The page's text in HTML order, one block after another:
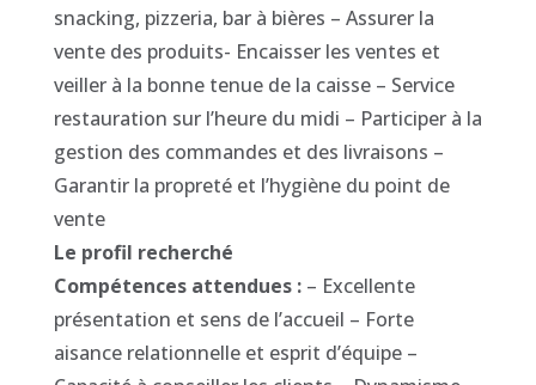
snacking, pizzeria, bar à bières – Assurer la
vente des produits- Encaisser les ventes et
veiller à la bonne tenue de la caisse – Service
restauration sur l’heure du midi – Participer à la
gestion des commandes et des livraisons –
Garantir la propreté et l’hygiène du point de
vente
Le profil recherché
Compétences attendues :– Excellente
présentation et sens de l’accueil – Forte
aisance relationnelle et esprit d’équipe –